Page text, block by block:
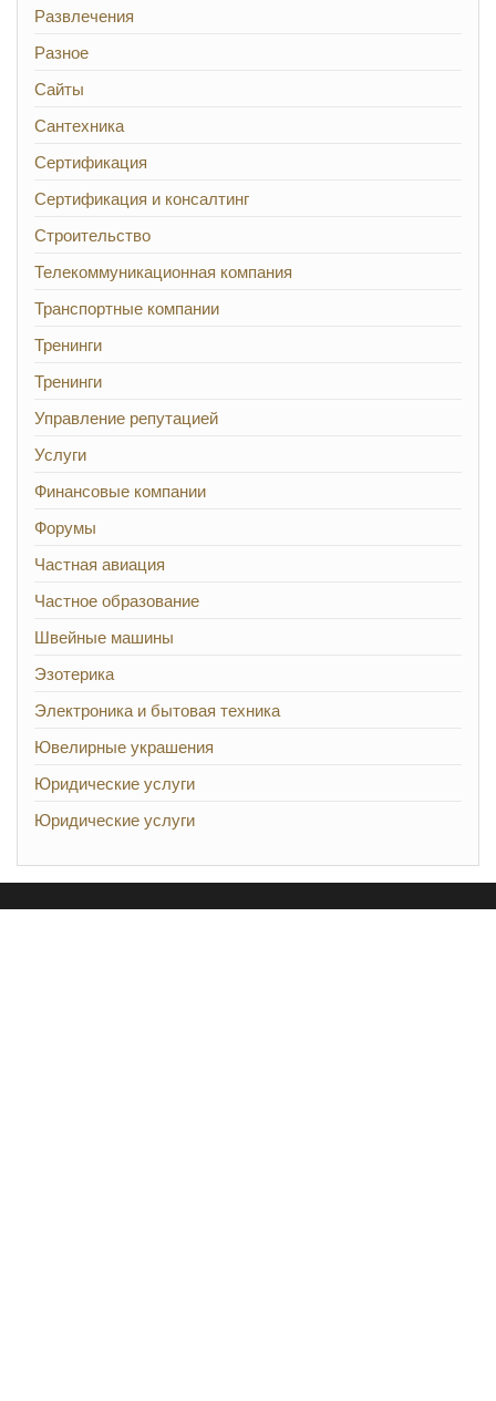
Развлечения
Разное
Сайты
Сантехника
Сертификация
Сертификация и консалтинг
Строительство
Телекоммуникационная компания
Транспортные компании
Тренинги
Тренинги
Управление репутацией
Услуги
Финансовые компании
Форумы
Частная авиация
Частное образование
Швейные машины
Эзотерика
Электроника и бытовая техника
Ювелирные украшения
Юридические услуги
Юридические услуги